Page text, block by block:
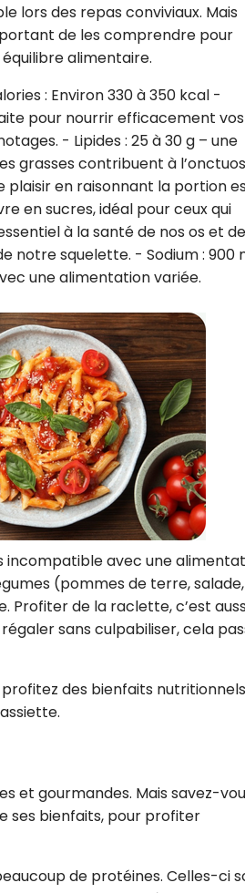
lors des repas conviviaux. Mais
de les comprendre pour
alimentaire.
: Environ 330 à 350 kcal -
pour nourrir efficacement vos
- Lipides : 25 à 30 g – une
grasses contribuent à
en raisonnant la portion
en sucres, idéal pour ceux qui
à la santé de nos os et
notre squelette. - Sodium : 900
une alimentation variée.
incompatible avec une
(pommes de terre, salade,
de la raclette, c’est
sans culpabiliser, cela
des bienfaits
et gourmandes. Mais savez-
ses bienfaits, pour profiter
de protéines. Celles-ci